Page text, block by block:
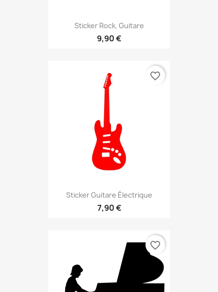
Sticker Rock, Guitare
9,90 €
Sticker Guitare Électrique
7,90 €
favorite_border
favorite_border